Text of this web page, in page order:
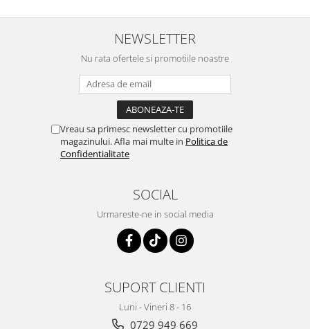
NEWSLETTER
Nu rata ofertele si promotiile noastre
Vreau sa primesc newsletter cu promotiile
magazinului. Afla mai multe in Politica de
Confidentialitate
SOCIAL
Urmareste-ne in social media
SUPORT CLIENTI
Luni - Vineri 8 - 16
0729 949 669